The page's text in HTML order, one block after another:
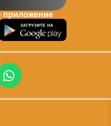
приложение